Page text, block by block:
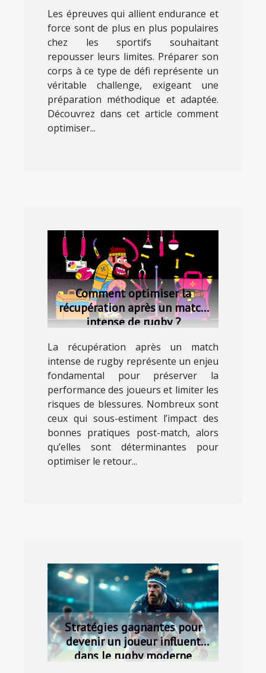
Les épreuves qui allient endurance et
force sont de plus en plus populaires
chez les sportifs souhaitant
repousser leurs limites. Préparer son
corps à ce type de défi représente un
véritable challenge, exigeant une
préparation méthodique et adaptée.
Découvrez dans cet article comment
optimiser...
Comment optimiser la
récupération après un match
intense de rugby ?
La récupération après un match
intense de rugby représente un enjeu
fondamental pour préserver la
performance des joueurs et limiter les
risques de blessures. Nombreux sont
ceux qui sous-estiment l’impact des
bonnes pratiques post-match, alors
qu’elles sont déterminantes pour
optimiser le retour...
Stratégies gagnantes pour
devenir un joueur influent
dans le rugby moderne